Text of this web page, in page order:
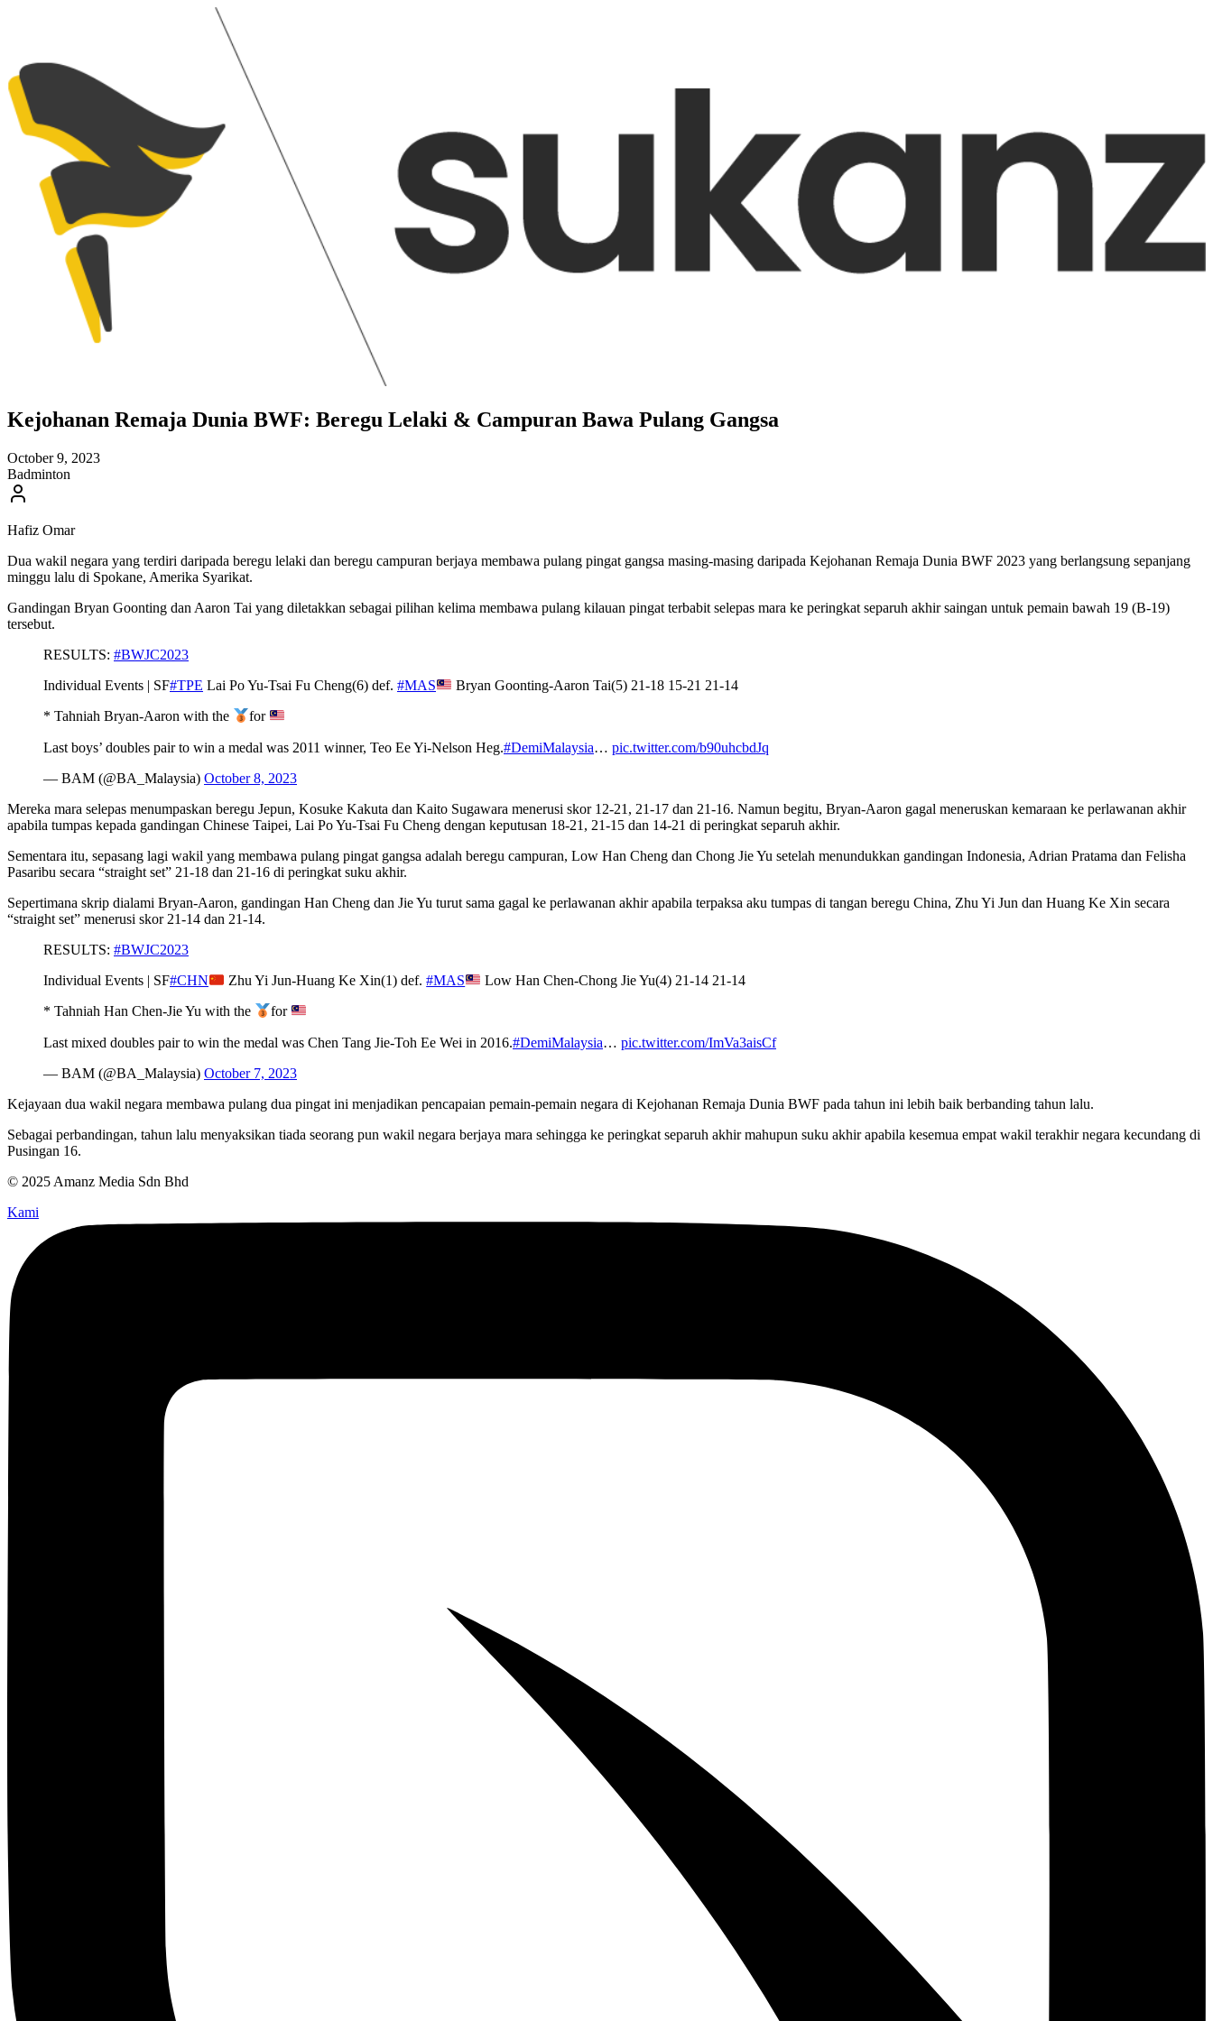
Kejohanan Remaja Dunia BWF: Beregu Lelaki & Campuran Bawa Pulang Gangsa
October 9, 2023
Badminton
Hafiz Omar
Dua wakil negara yang terdiri daripada beregu lelaki dan beregu campuran berjaya membawa pulang pingat gangsa masing-masing daripada Kejohanan Remaja Dunia BWF 2023 yang berlangsung sepanjang
minggu lalu di Spokane, Amerika Syarikat.
Gandingan Bryan Goonting dan Aaron Tai yang diletakkan sebagai pilihan kelima membawa pulang kilauan pingat terbabit selepas mara ke peringkat separuh akhir saingan untuk pemain bawah 19 (B-19)
tersebut.
RESULTS: #BWJC2023
Individual Events | SF#TPE Lai Po Yu-Tsai Fu Cheng(6) def. #MAS Bryan Goonting-Aaron Tai(5) 21-18 15-21 21-14
* Tahniah Bryan-Aaron with the
for
Last boys’ doubles pair to win a medal was 2011 winner, Teo Ee Yi-Nelson Heg.#DemiMalaysia… pic.twitter.com/b90uhcbdJq
— BAM (@BA_Malaysia) October 8, 2023
Mereka mara selepas menumpaskan beregu Jepun, Kosuke Kakuta dan Kaito Sugawara menerusi skor 12-21, 21-17 dan 21-16. Namun begitu, Bryan-Aaron gagal meneruskan kemaraan ke perlawanan akhir
apabila tumpas kepada gandingan Chinese Taipei, Lai Po Yu-Tsai Fu Cheng dengan keputusan 18-21, 21-15 dan 14-21 di peringkat separuh akhir.
Sementara itu, sepasang lagi wakil yang membawa pulang pingat gangsa adalah beregu campuran, Low Han Cheng dan Chong Jie Yu setelah menundukkan gandingan Indonesia, Adrian Pratama dan Felisha
Pasaribu secara “straight set” 21-18 dan 21-16 di peringkat suku akhir.
Sepertimana skrip dialami Bryan-Aaron, gandingan Han Cheng dan Jie Yu turut sama gagal ke perlawanan akhir apabila terpaksa aku tumpas di tangan beregu China, Zhu Yi Jun dan Huang Ke Xin secara
“straight set” menerusi skor 21-14 dan 21-14.
RESULTS: #BWJC2023
Individual Events | SF#CHN Zhu Yi Jun-Huang Ke Xin(1) def.#MAS Low Han Chen-Chong Jie Yu(4) 21-14 21-14
* Tahniah Han Chen-Jie Yu with the
for
Last mixed doubles pair to win the medal was Chen Tang Jie-Toh Ee Wei in 2016.#DemiMalaysia… pic.twitter.com/ImVa3aisCf
— BAM (@BA_Malaysia) October 7, 2023
Kejayaan dua wakil negara membawa pulang dua pingat ini menjadikan pencapaian pemain-pemain negara di Kejohanan Remaja Dunia BWF pada tahun ini lebih baik berbanding tahun lalu.
Sebagai perbandingan, tahun lalu menyaksikan tiada seorang pun wakil negara berjaya mara sehingga ke peringkat separuh akhir mahupun suku akhir apabila kesemua empat wakil terakhir negara kecundang di
Pusingan 16.
© 2025 Amanz Media Sdn Bhd
Kami